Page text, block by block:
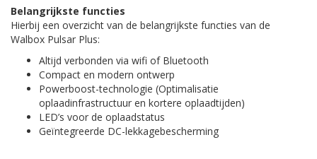
Belangrijkste functies
Hierbij een overzicht van de belangrijkste functies van de
Walbox Pulsar Plus:
Altijd verbonden via wifi of Bluetooth
Compact en modern ontwerp
Powerboost-technologie (Optimalisatie
oplaadinfrastructuur en kortere oplaadtijden)
LED’s voor de oplaadstatus
Geïntegreerde DC-lekkagebescherming